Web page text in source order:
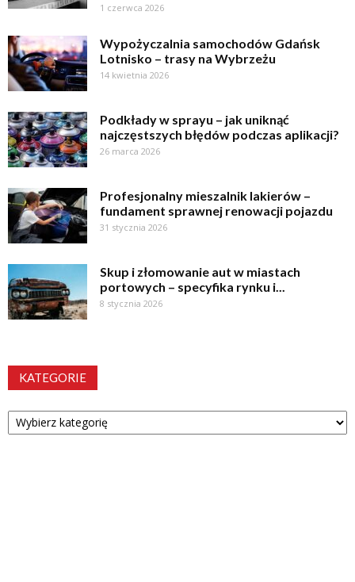
1 czerwca 2026
Wypożyczalnia samochodów Gdańsk
Lotnisko – trasy na Wybrzeżu
14 kwietnia 2026
Podkłady w sprayu – jak uniknąć
najczęstszych błędów podczas aplikacji?
26 marca 2026
Profesjonalny mieszalnik lakierów –
fundament sprawnej renowacji pojazdu
31 stycznia 2026
Skup i złomowanie aut w miastach
portowych – specyfika rynku i...
8 stycznia 2026
KATEGORIE
Kategorie